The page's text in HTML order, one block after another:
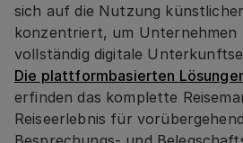
sich auf die Nutzung
konzentriert, um Unternehmen
vollständig digitale
Die plattformbasierten
erfinden das komplette
Reiseerlebnis für